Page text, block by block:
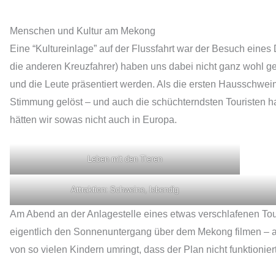
Menschen und Kultur am Mekong
Eine “Kultureinlage” auf der Flussfahrt war der Besuch
die anderen Kreuzfahrer) haben uns dabei nicht ganz wohl
und die Leute präsentiert werden. Als die ersten
Stimmung gelöst – und auch die schüchterndsten Touristen
hätten wir sowas nicht auch in Europa.
Leben mit den Tieren
Attraktion: Schweine, lebendig
Am Abend an der Anlagestelle eines etwas verschlafenen
eigentlich den Sonnenuntergang über dem Mekong filmen –
von so vielen Kindern umringt, dass der Plan nicht